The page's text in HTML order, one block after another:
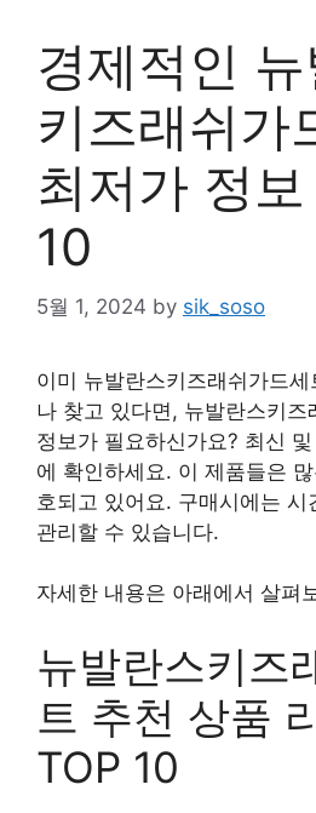
경제적인
키즈래쉬가
최저가 정
10
5월 1, 2024 by sik_soso
이미 뉴발란스키즈래쉬가드
나 찾고 있다면, 뉴발란스키
정보가 필요하신가요? 최신
에 확인하세요. 이 제품들은
호되고 있어요. 구매시에는 시
관리할 수 있습니다.
자세한 내용은 아래에서 살펴
뉴발란스키즈
트 추천 상품
TOP 10